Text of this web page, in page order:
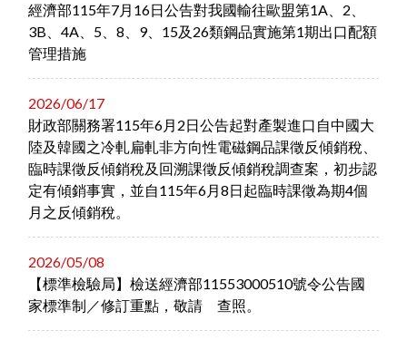
經濟部115年7月16日公告對我國輸往歐盟第1A、2、
3B、4A、5、8、9、15及26類鋼品實施第1期出口配額
管理措施
2026/06/17
財政部關務署115年6月2日公告起對產製進口自中國大
陸及韓國之冷軋扁軋非方向性電磁鋼品課徵反傾銷稅、
臨時課徵反傾銷稅及回溯課徵反傾銷稅調查案，初步認
定有傾銷事實，並自115年6月8日起臨時課徵為期4個
月之反傾銷稅。
2026/05/08
【標準檢驗局】檢送經濟部11553000510號令公告國
家標準制／修訂重點，敬請 查照。